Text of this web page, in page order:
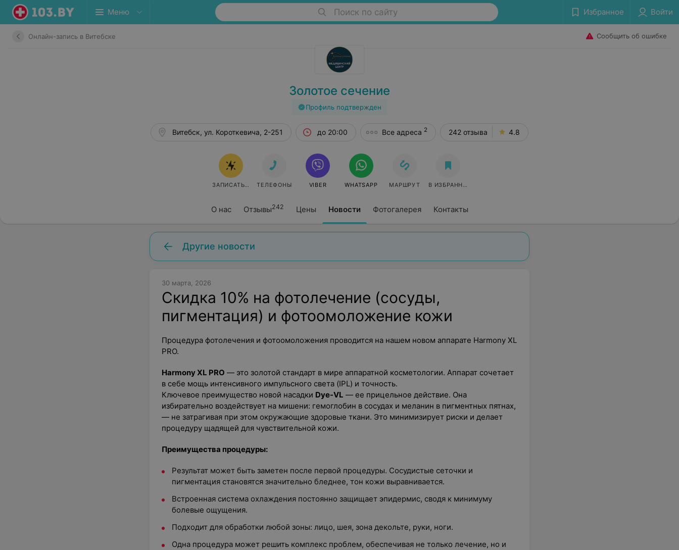
Меню Поиск по сайту Избранное Войти
Онлайн-запись в Витебске Сообщить об ошибке
Золотое сечение
Профиль подтвержден
О нас Отзывы242 Цены Новости Фотогалерея Контакты
Витебск, ул. Короткевича, 2-251 до 20:00 Все адреса 2 242 отзыва 4.8
ЗАПИСАТЬСЯ ОНЛАЙН
ТЕЛЕФОНЫ VIBER WHATSAPP МАРШРУТ В ИЗБРАННОЕ
Другие новости
30 марта, 2026
Скидка 10% на фотолечение (сосуды,
пигментация) и фотоомоложение кожи
Процедура фотолечения и фотоомоложения проводится на нашем новом аппарате Harmony XL
PRO.
Harmony XL PRO — это золотой стандарт в мире аппаратной косметологии. Аппарат сочетает
в себе мощь интенсивного импульсного света (IPL) и точность.
Ключевое преимущество новой насадки Dye-VL — ее прицельное действие. Она
избирательно воздействует на мишени: гемоглобин в сосудах и меланин в пигментных пятнах,
— не затрагивая при этом окружающие здоровые ткани. Это минимизирует риски и делает
процедуру щадящей для чувствительной кожи.
Преимущества процедуры:
Результат может быть заметен после первой процедуры. Сосудистые сеточки и
пигментация становятся значительно бледнее, тон кожи выравнивается.
Встроенная система охлаждения постоянно защищает эпидермис, сводя к минимуму
болевые ощущения.
Подходит для обработки любой зоны: лицо, шея, зона декольте, руки, ноги.
Одна процедура может решить комплекс проблем, обеспечивая не только лечение, но и